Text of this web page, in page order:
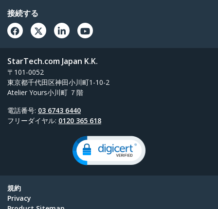
接続する
StarTech.com Japan K.K.
〒101-0052
東京都千代田区神田小川町1-10-2
Atelier Yours小川町 ７階
電話番号: 03 6743 6440
フリーダイヤル: 0120 365 618
規約
Privacy